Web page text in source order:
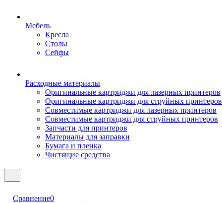
Мебель
Кресла
Столы
Сейфы
Расходные материалы
Оригинальные картриджи для лазерных принтеров
Оригинальные картриджи для струйных принтеров
Совместимые картриджи для лазерных принтеров
Совместимые картриджи для струйных принтеров
Запчасти для принтеров
Материалы для заправки
Бумага и пленка
Чистящие средства
Сравнение0